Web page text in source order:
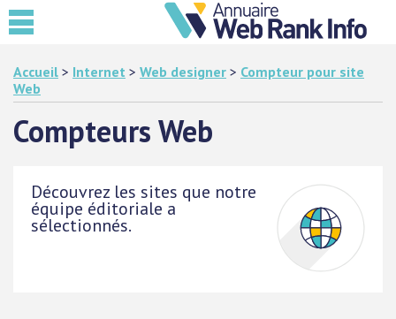
Accueil > Internet > Web designer > Compteur pour site
Web
Compteurs Web
Découvrez les sites que notre
équipe éditoriale a
sélectionnés.